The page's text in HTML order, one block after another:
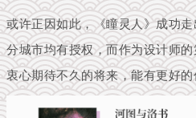
或许正因如此，《瞳灵人》成功
分城市均有授权，而作为设计师
衷心期待不久的将来，能有更好